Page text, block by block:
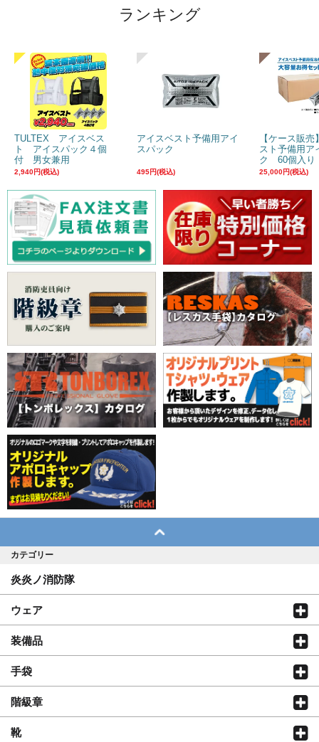
ランキング
TULTEX アイスベス
ト アイスパック４個
付 男女兼用
2,940円(税込)
アイスベスト予備用アイ
スパック
495円(税込)
【ケース販
スト予備用ア
ク 60個入り
25,000円(税込)
カテゴリー
炎炎ノ消防隊
ウェア
装備品
手袋
階級章
靴